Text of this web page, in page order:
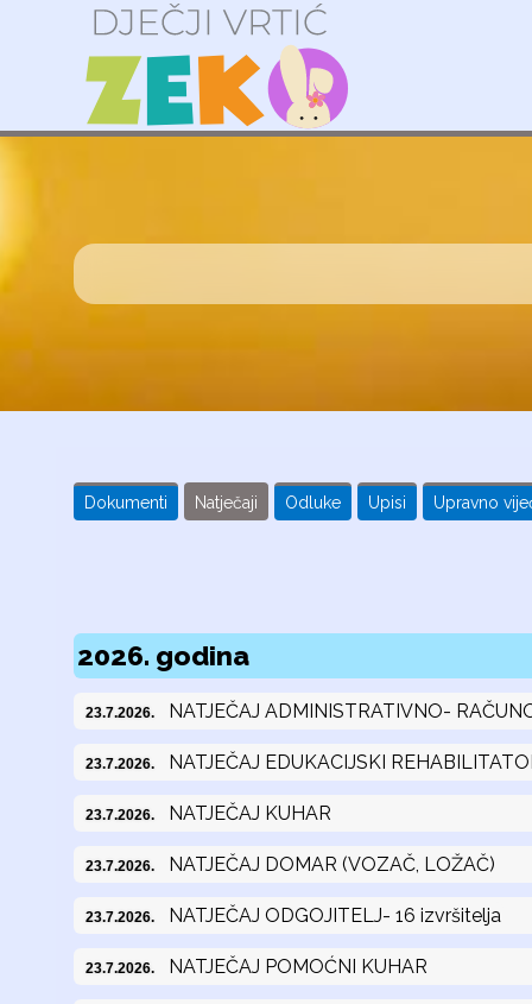
Dokumenti Natječaji Odluke Upisi Upravno
2026. godina
23.7.2026. NATJEČAJ ADMINISTRATIVNO-
23.7.2026. NATJEČAJ EDUKACIJSKI
23.7.2026. NATJEČAJ KUHAR
23.7.2026. NATJEČAJ DOMAR (VOZAČ, LOŽAČ)
23.7.2026. NATJEČAJ ODGOJITELJ- 16 izvršitelja
23.7.2026. NATJEČAJ POMOĆNI KUHAR